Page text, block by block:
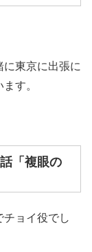
東京に出張に
す。
「複眼の
チョイ役でし